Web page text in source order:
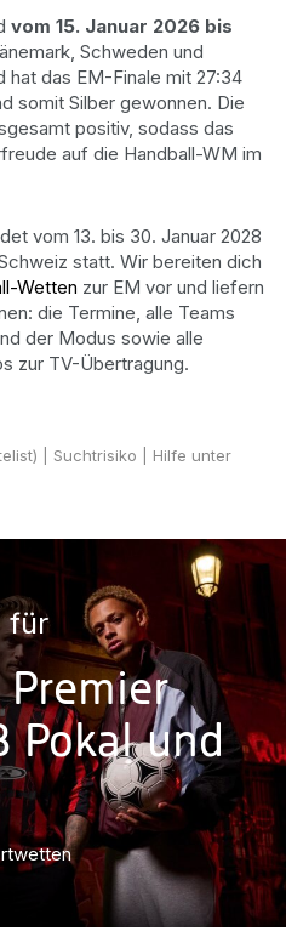
vom 15. Januar 2026 bis
Schweden und
das EM-Finale mit 27:34
somit Silber gewonnen. Die
positiv, sodass das
auf die Handball-WM im
vom 13. bis 30. Januar 2028
statt. Wir bereiten dich
Wetten zur EM vor und liefern
die Termine, alle Teams
der Modus sowie alle
zur TV-Übertragung.
| Suchtrisiko | Hilfe unter
für
Premier
Pokal und